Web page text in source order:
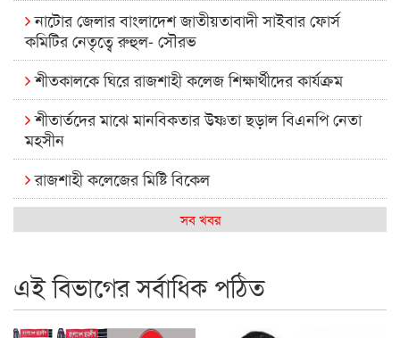
নাটোর জেলার বাংলাদেশ জাতীয়তাবাদী সাইবার ফোর্স
কমিটির নেতৃত্বে রুহুল- সৌরভ
শীতকালকে ঘিরে রাজশাহী কলেজ শিক্ষার্থীদের কার্যক্রম
শীতার্তদের মাঝে মানবিকতার উষ্ণতা ছড়াল বিএনপি নেতা
মহসীন
রাজশাহী কলেজের মিষ্টি বিকেল
কেমন আছে আমাদের দেশের মধ্যবিত্তরা
রাজশাইন একাডেমির ফল প্রকাশ ও পুরস্কার বিতরণ
সব খবর
এই বিভাগের সর্বাধিক পঠিত